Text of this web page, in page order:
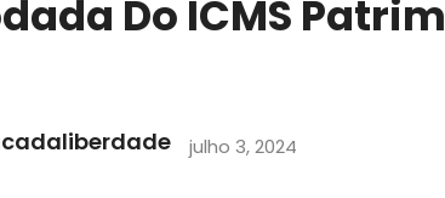
Do ICMS
julho 3, 2024